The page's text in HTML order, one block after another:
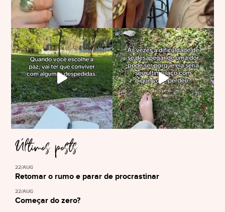
Últimos posts
22/AUG
Retomar o rumo e parar de procrastinar
22/AUG
Começar do zero?